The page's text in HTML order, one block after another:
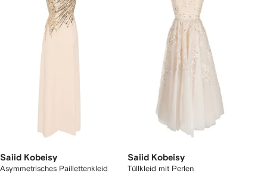
Saiid Kobeisy
Asymmetrisches Paillettenkleid
Saiid Kobeisy
Tüllkleid mit Perlen